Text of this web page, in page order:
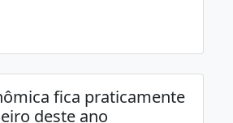
fica praticamente
deste ano